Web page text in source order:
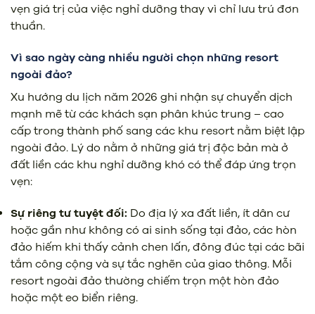
vẹn giá trị của việc nghỉ dưỡng thay vì chỉ lưu trú đơn
thuần.
Vì sao ngày càng nhiều người chọn những resort
ngoài đảo?
Xu hướng du lịch năm 2026 ghi nhận sự chuyển dịch
mạnh mẽ từ các khách sạn phân khúc trung – cao
cấp trong thành phố sang các khu resort nằm biệt lập
ngoài đảo. Lý do nằm ở những giá trị độc bản mà ở
đất liền các khu nghỉ dưỡng khó có thể đáp ứng trọn
vẹn:
Sự riêng tư tuyệt đối: Do địa lý xa đất liền, ít dân cư
hoặc gần như không có ai sinh sống tại đảo, các hòn
đảo hiếm khi thấy cảnh chen lấn, đông đúc tại các bãi
tắm công cộng và sự tắc nghẽn của giao thông. Mỗi
resort ngoài đảo thường chiếm trọn một hòn đảo
hoặc một eo biển riêng.